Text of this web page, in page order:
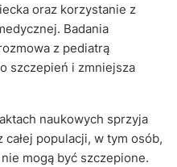
oraz korzystanie z
Badania
z pediatrą
szczepień i zmniejsza
naukowych sprzyja
populacji, w tym osób,
mogą być szczepione.